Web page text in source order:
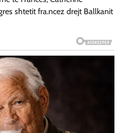
shtetit fra.ncez drejt Ballkanit